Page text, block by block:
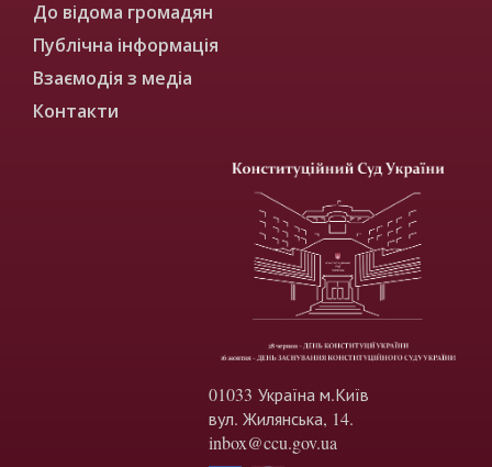
До відома громадян
Публічна інформація
Взаємодія з медіа
Контакти
01033 Україна м.Київ
вул. Жилянська, 14.
inbox@ccu.gov.ua